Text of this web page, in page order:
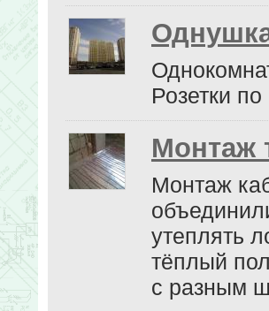
Розетки
Монтаж
Монтаж
утеплять
тёплый
с разным